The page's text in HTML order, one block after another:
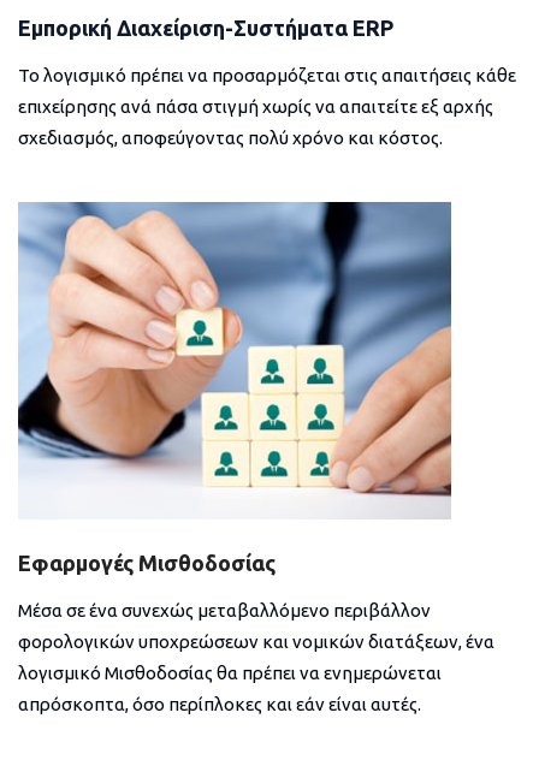
Εμπορική Διαχείριση-Συστήματα ERP
Το λογισμικό πρέπει να προσαρμόζεται στις απαιτήσεις κάθε
επιχείρησης ανά πάσα στιγμή χωρίς να απαιτείτε εξ αρχής
σχεδιασμός, αποφεύγοντας πολύ χρόνο και κόστος.
Εφαρμογές Μισθοδοσίας
Μέσα σε ένα συνεχώς μεταβαλλόμενο περιβάλλον
φορολογικών υποχρεώσεων και νομικών διατάξεων, ένα
λογισμικό Μισθοδοσίας θα πρέπει να ενημερώνεται
απρόσκοπτα, όσο περίπλοκες και εάν είναι αυτές.